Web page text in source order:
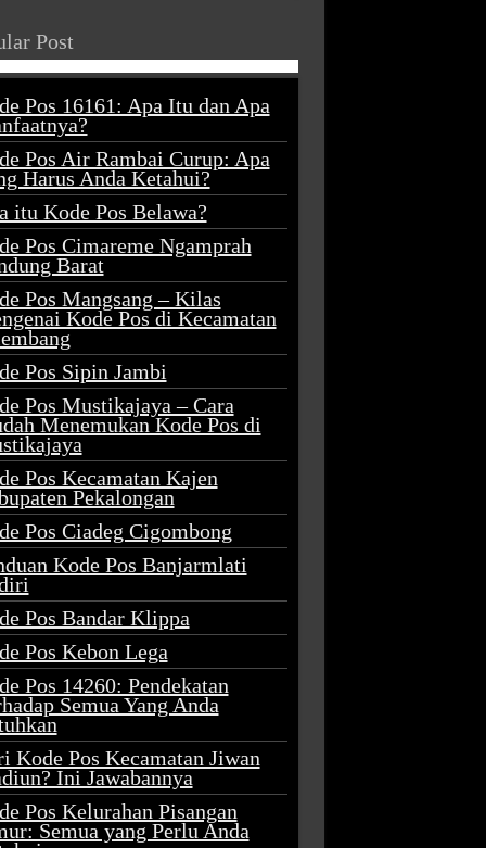
Post
Pos 16161: Apa Itu dan Apa
Pos Air Rambai Curup: Apa
Harus Anda Ketahui?
itu Kode Pos Belawa?
Pos Cimareme Ngamprah
Barat
Pos Mangsang – Kilas
Kode Pos di Kecamatan
Pos Sipin Jambi
Pos Mustikajaya – Cara
Menemukan Kode Pos di
Pos Kecamatan Kajen
Pekalongan
Pos Ciadeg Cigombong
Kode Pos Banjarmlati
Pos Bandar Klippa
Pos Kebon Lega
Pos 14260: Pendekatan
Semua Yang Anda
Kode Pos Kecamatan Jiwan
Ini Jawabannya
Pos Kelurahan Pisangan
Semua yang Perlu Anda